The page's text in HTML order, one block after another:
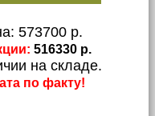
573700 р.
516330 р.
на складе.
по факту!